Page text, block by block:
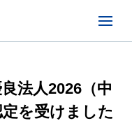
法人2026（中
を受けました